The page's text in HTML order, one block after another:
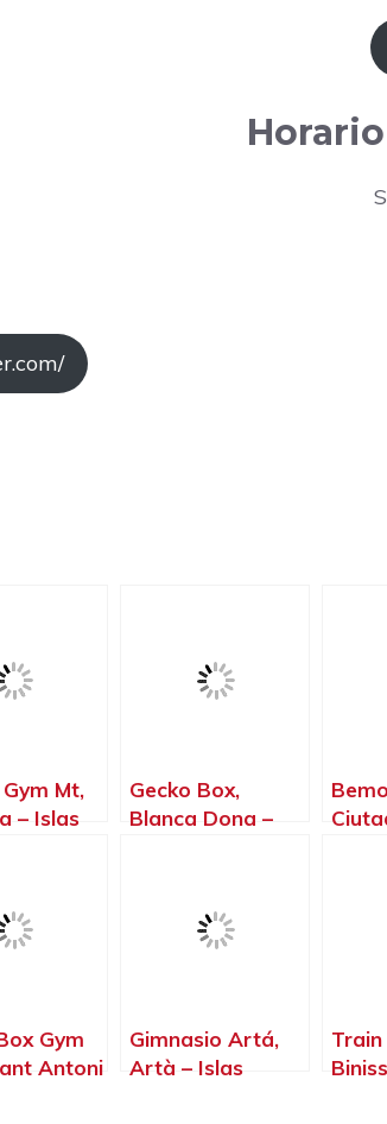
Mt,
– Islas
Gecko Box,
Blanca Dona –
Gym
Antoni
Gimnasio Artá,
Artà – Islas
Train